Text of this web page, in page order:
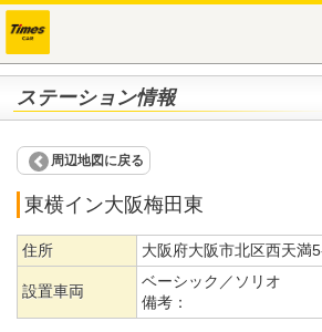
ステーション情報
周辺地図に戻る
東横イン大阪梅田東
住所 大阪府大阪市北区西天満
設置車両
ベーシック／ソリオ
備考：